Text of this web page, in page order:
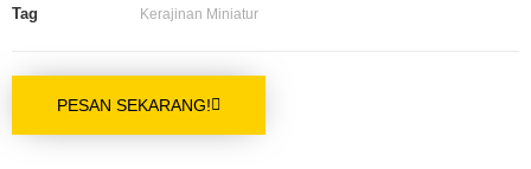
Tag Kerajinan Miniatur
PESAN SEKARANG!